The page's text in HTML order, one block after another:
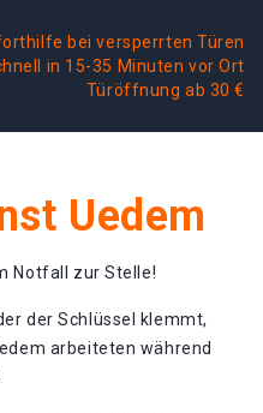
bei versperrten Türen
in 15-35 Minuten vor Ort
Türöffnung ab 30 €
Uedem
Notfall zur Stelle!
der Schlüssel klemmt,
arbeiteten während